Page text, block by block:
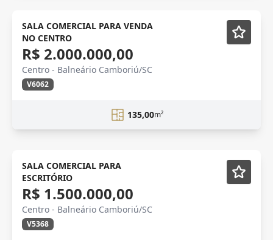
Semi-Novo
SALA COMERCIAL PARA VENDA
NO CENTRO
R$ 2.000.000,00
Centro - Balneário Camboriú/SC
V6062
135,00m²
VENDA Mobiliado
SALA COMERCIAL PARA
ESCRITÓRIO
R$ 1.500.000,00
Centro - Balneário Camboriú/SC
V5368